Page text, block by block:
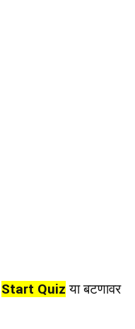
Start Quiz या बटणावर